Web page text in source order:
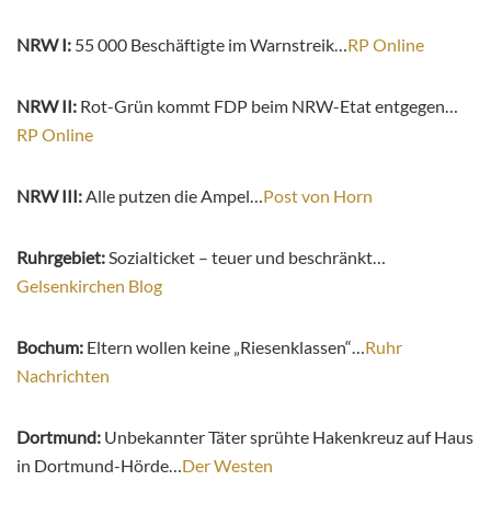
NRW I: 55 000 Beschäftigte im Warnstreik…RP Online
NRW II: Rot-Grün kommt FDP beim NRW-Etat entgegen…
RP Online
NRW III:Alle putzen die Ampel…Post von Horn
Ruhrgebiet:Sozialticket – teuer und beschränkt…
Gelsenkirchen Blog
Bochum: Eltern wollen keine „Riesenklassen“…Ruhr
Nachrichten
Dortmund: Unbekannter Täter sprühte Hakenkreuz auf Haus
in Dortmund-Hörde…Der Westen